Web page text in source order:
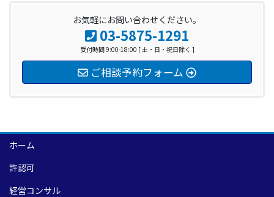
お気軽にお問い合わせください。
03-5875-1291
受付時間 9:00-18:00 [ 土・日・祝日除く ]
ご相談予約フォーム
ホーム
許認可
経営コンサル